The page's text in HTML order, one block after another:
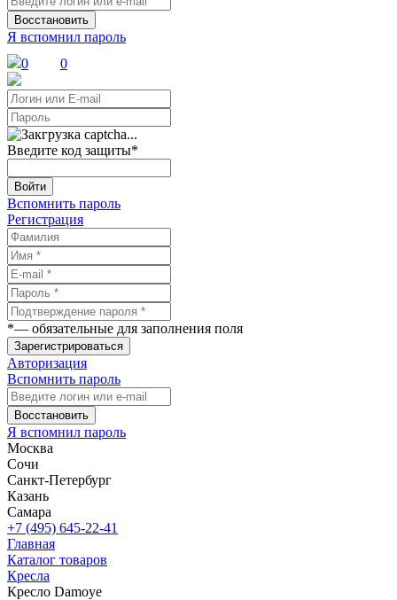
Восстановить
Я вспомнил пароль
0
0
Введите код защиты*
Войти
Вспомнить пароль
Регистрация
*— обязательные для заполнения поля
Зарегистрироваться
Авторизация
Вспомнить пароль
Восстановить
Я вспомнил пароль
Москва
Сочи
Санкт-Петербург
Казань
Самара
+7 (495) 645-22-41
Главная
Каталог товаров
Кресла
Кресло Damoye